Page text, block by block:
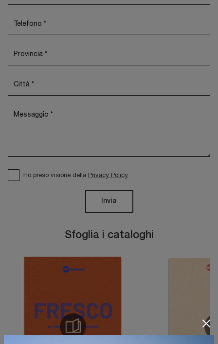
Sfoglia i cataloghi
Ho preso visione della Privacy Policy
Invia